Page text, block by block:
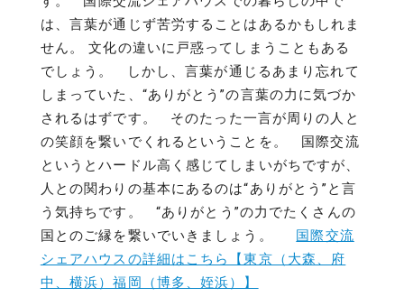
は、言葉が通じず苦労することはあるかもしれま
せん。 文化の違いに戸惑ってしまうこともある
でしょう。 しかし、言葉が通じるあまり忘れて
しまっていた、“ありがとう”の言葉の力に気づか
されるはずです。 そのたった一言が周りの人と
の笑顔を繋いでくれるということを。 国際交流
というとハードル高く感じてしまいがちですが、
人との関わりの基本にあるのは“ありがとう”と言
う気持ちです。 “ありがとう”の力でたくさんの
国とのご縁を繋いでいきましょう。 国際交流
シェアハウスの詳細はこちら【東京（大森、府
中、横浜）福岡（博多、姪浜）】